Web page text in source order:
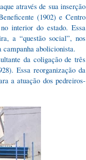
através de sua inserção
(1902) e Centro
interior do estado. Essa
a“questão social”, nos
campanha abolicionista.
da coligação de três
Essa reorganização da
a atuação dos pedreiros-